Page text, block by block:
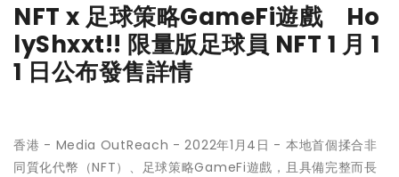
NFT x 足球策略GameFi遊戲 Ho
lyShxxt!! 限量版足球員 NFT 1 月 1
1 日公布發售詳情
香港 - Media OutReach - 2022年1月4日 - 本地首個揉合非
同質化代幣（NFT）、足球策略GameFi遊戲，且具備完整而長